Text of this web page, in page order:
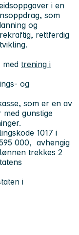
i en
som
og
rettferdig
med trening i
og
, som er en av
med gunstige
1017 i
000, avhengig
trekkes 2
i